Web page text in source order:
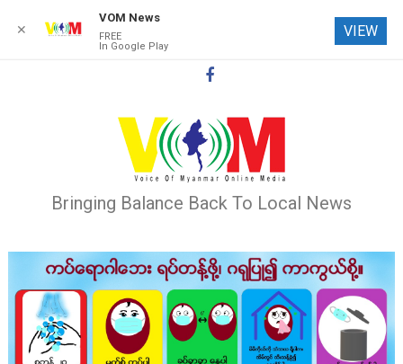
Bringing Balance Back To Local News
✕
VOM News
FREE
In Google Play
VIEW